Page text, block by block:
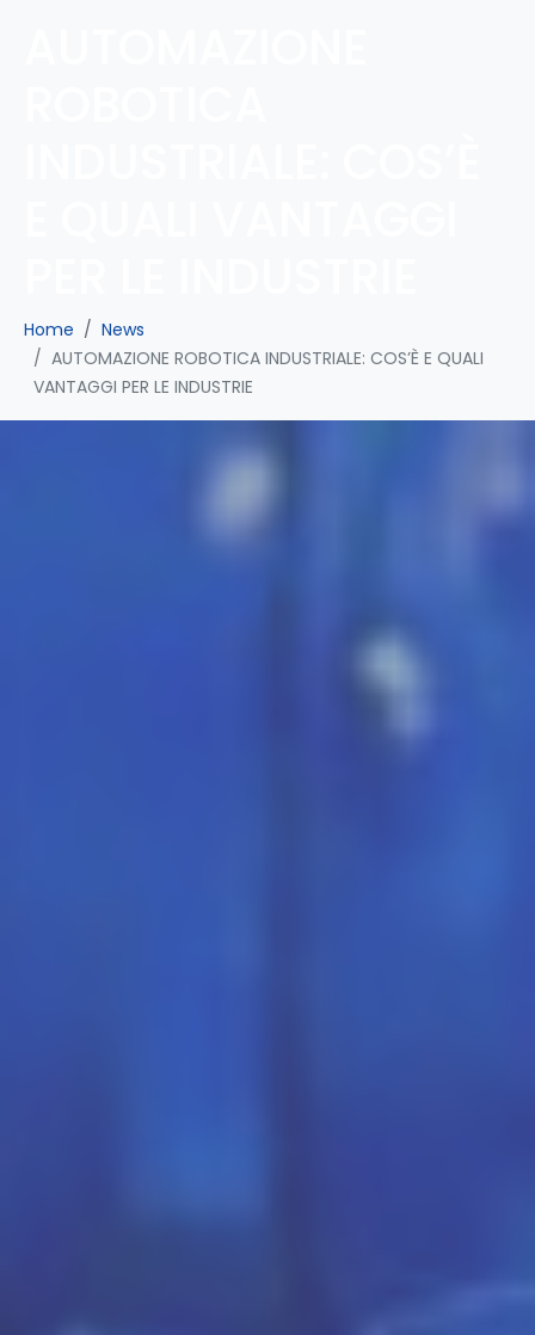
Home
News
AUTOMAZIONE ROBOTICA INDUSTRIALE: COS’È E QUALI
VANTAGGI PER LE INDUSTRIE